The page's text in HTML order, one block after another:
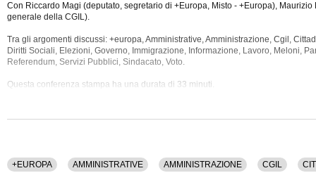
Con Riccardo Magi (deputato, segretario di +Europa, Misto - +Europa),
generale della CGIL).
Tra gli argomenti discussi: +europa, Amministrative, Amministrazione, Cgil,
Diritti Sociali, Elezioni, Governo, Immigrazione, Informazione, Lavoro, Meloni,
Referendum, Servizi Pubblici, Sindacato, Voto.
Questa conferenza stampa ha una durata di 33 minuti.
+EUROPA AMMINISTRATIVE AMMINISTRAZIONE CGIL